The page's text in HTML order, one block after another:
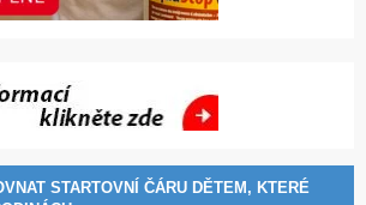
STARTOVNÍ ČÁRU DĚTEM, KTERÉ